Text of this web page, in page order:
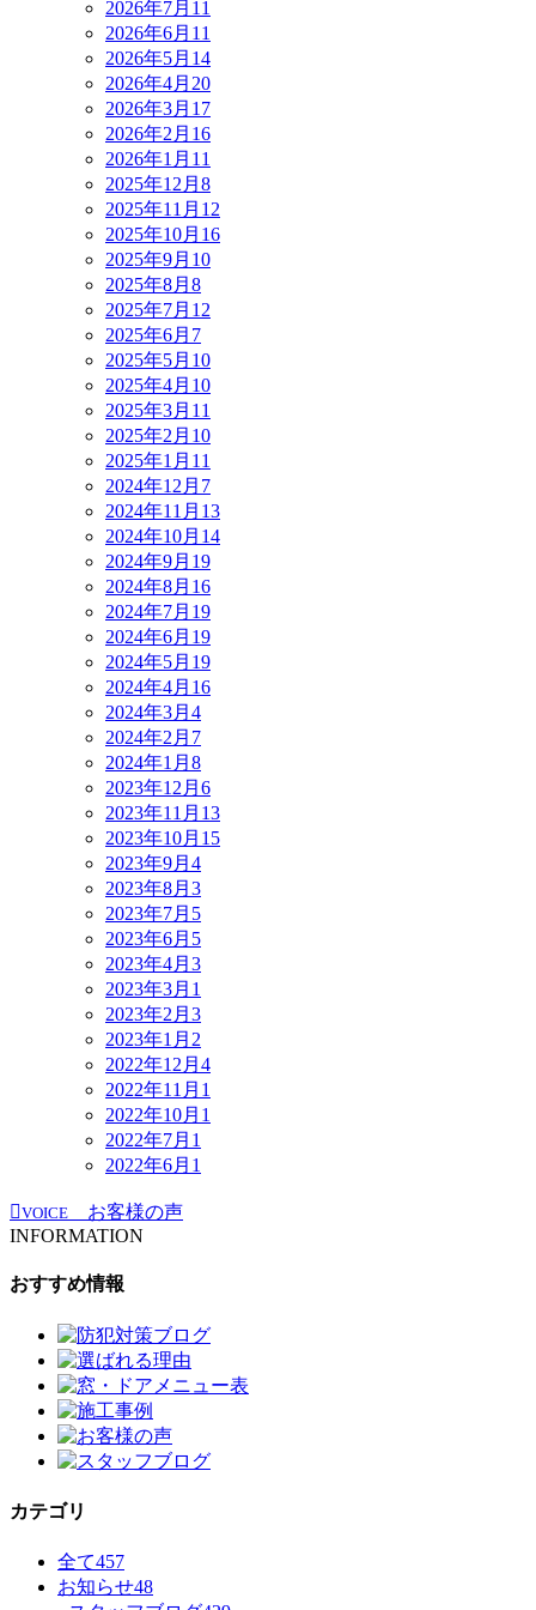
2026年7月 11
2026年6月 11
2026年5月 14
2026年4月 20
2026年3月 17
2026年2月 16
2026年1月 11
2025年12月 8
2025年11月 12
2025年10月 16
2025年9月 10
2025年8月 8
2025年7月 12
2025年6月 7
2025年5月 10
2025年4月 10
2025年3月 11
2025年2月 10
2025年1月 11
2024年12月 7
2024年11月 13
2024年10月 14
2024年9月 19
2024年8月 16
2024年7月 19
2024年6月 19
2024年5月 19
2024年4月 16
2024年3月 4
2024年2月 7
2024年1月 8
2023年12月 6
2023年11月 13
2023年10月 15
2023年9月 4
2023年8月 3
2023年7月 5
2023年6月 5
2023年4月 3
2023年3月 1
2023年2月 3
2023年1月 2
2022年12月 4
2022年11月 1
2022年10月 1
2022年7月 1
2022年6月 1
VOICE
お客様の声
INFORMATION
おすすめ情報
カテゴリ
全て457
お知らせ48